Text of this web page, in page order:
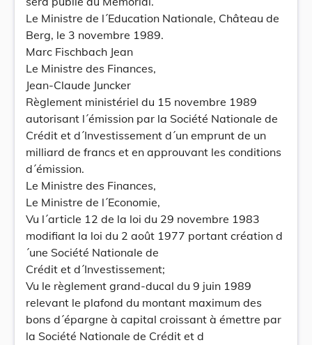
Le Ministre de l´Education Nationale, Château de
Berg, le 3 novembre 1989.
Marc Fischbach Jean
Le Ministre des Finances,
Jean-Claude Juncker
Règlement ministériel du 15 novembre 1989
autorisant l´émission par la Société Nationale de
Crédit et d´Investissement d´un emprunt de un
milliard de francs et en approuvant les conditions
d´émission.
Le Ministre des Finances,
Le Ministre de l´Economie,
Vu l´article 12 de la loi du 29 novembre 1983
modifiant la loi du 2 août 1977 portant création d
´une Société Nationale de
Crédit et d´Investissement;
Vu le règlement grand-ducal du 9 juin 1989
relevant le plafond du montant maximum des
bons d´épargne à capital croissant à émettre par
la Société Nationale de Crédit et d